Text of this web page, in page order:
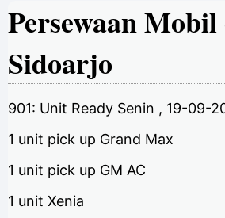
Persewaan
Sidoarjo
901: Unit Ready Senin , 19-09-
1 unit pick up Grand Max
1 unit pick up GM AC
1 unit Xenia